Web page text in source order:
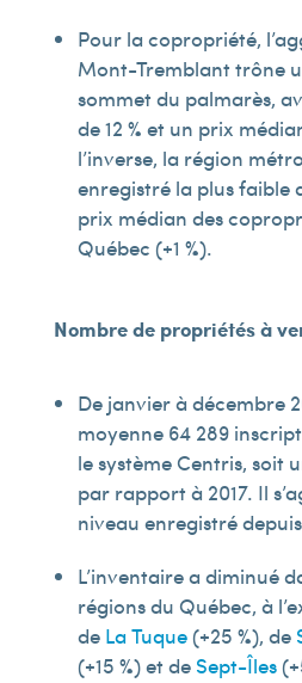
Pour la copropriété,
Mont-Tremblant trône
sommet du palmarès,
de 12 % et un prix
l’inverse, la région
enregistré la plus faible
prix médian des
Québec (+1 %).
Nombre de propriétés à
De janvier à décembre
moyenne 64 289
le système Centris, soit
par rapport à 2017. Il
niveau enregistré depuis
L’inventaire a diminué
régions du Québec, à
de La Tuque(+25 %), de
(+15 %) et de Sept-Îles